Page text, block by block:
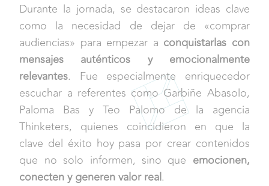
Durante la jornada, se destacaron ideas clave
como la necesidad de dejar de «comprar
audiencias» para empezar a conquistarlas con
mensajes auténticos y emocionalmente
relevantes. Fue especialmente enriquecedor
escuchar a referentes como Garbiñe Abasolo,
Paloma Bas y Teo Palomo de la agencia
Thinketers, quienes coincidieron en que la
clave del éxito hoy pasa por crear contenidos
que no solo informen, sino que emocionen,
conecten y generen valor real.